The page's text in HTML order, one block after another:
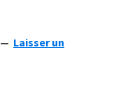
Laisser un